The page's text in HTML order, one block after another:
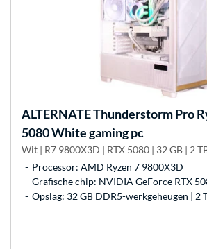
ALTERNATEThunderstorm Pro
5080 White gaming pc
Wit | R7 9800X3D | RTX 5080 | 32 GB | 2
Processor: AMD Ryzen 7 9800X3D
Grafische chip: NVIDIA GeForce RTX
Opslag: 32 GB DDR5-werkgeheugen | 2